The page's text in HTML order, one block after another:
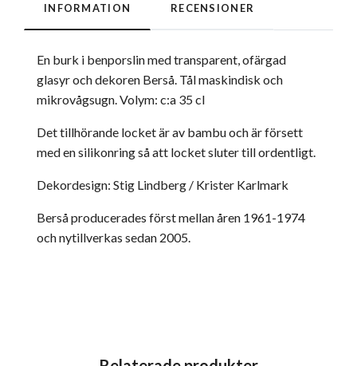
INFORMATION RECENSIONER
En burk i benporslin med transparent, ofärgad
glasyr och dekoren Berså. Tål maskindisk och
mikrovågsugn. Volym: c:a 35 cl
Det tillhörande locket är av bambu och är försett
med en silikonring så att locket sluter till ordentligt.
Dekordesign: Stig Lindberg / Krister Karlmark
Berså producerades först mellan åren 1961-1974
och nytillverkas sedan 2005.